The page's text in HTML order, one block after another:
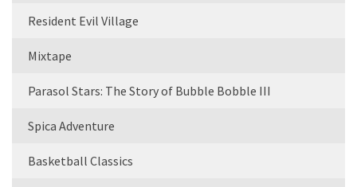
Resident Evil Village
Mixtape
Parasol Stars: The Story of Bubble Bobble III
Spica Adventure
Basketball Classics